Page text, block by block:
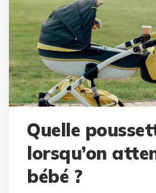
Quelle
lorsqu’on
bébé ?